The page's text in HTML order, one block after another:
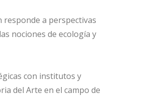
responde a perspectivas
nociones de ecología y
con institutos y
del Arte en el campo de